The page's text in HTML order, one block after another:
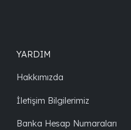
YARDIM
Hakkımızda
İletişim Bilgilerimiz
Banka Hesap Numaraları